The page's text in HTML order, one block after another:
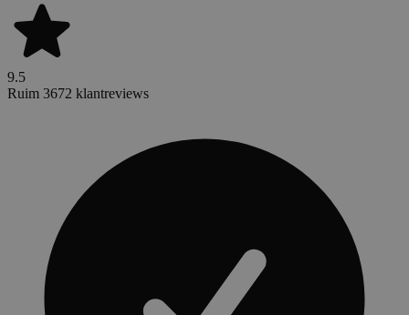
9.5
Ruim 3672 klantreviews